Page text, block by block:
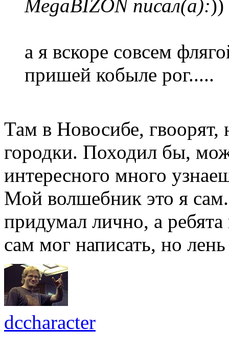
MegaBIZON писал(а):))
а я вскоре совсем
пришей кобыле рог.....
Там в Новосибе, гвоорят,
городки. Походил бы,
интересного много
Мой волшебник это я
придумал лично, а
сам мог написать, но
dccharacter